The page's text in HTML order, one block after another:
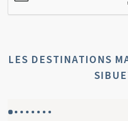
LES DESTINATIONS